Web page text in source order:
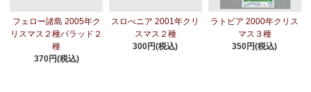
フェロー諸島 2005年ク
リスマス２種バラッド２
種
370円(税込)
スロべニア 2001年クリ
スマス２種
300円(税込)
ラトビア 2000年クリス
マス３種
350円(税込)